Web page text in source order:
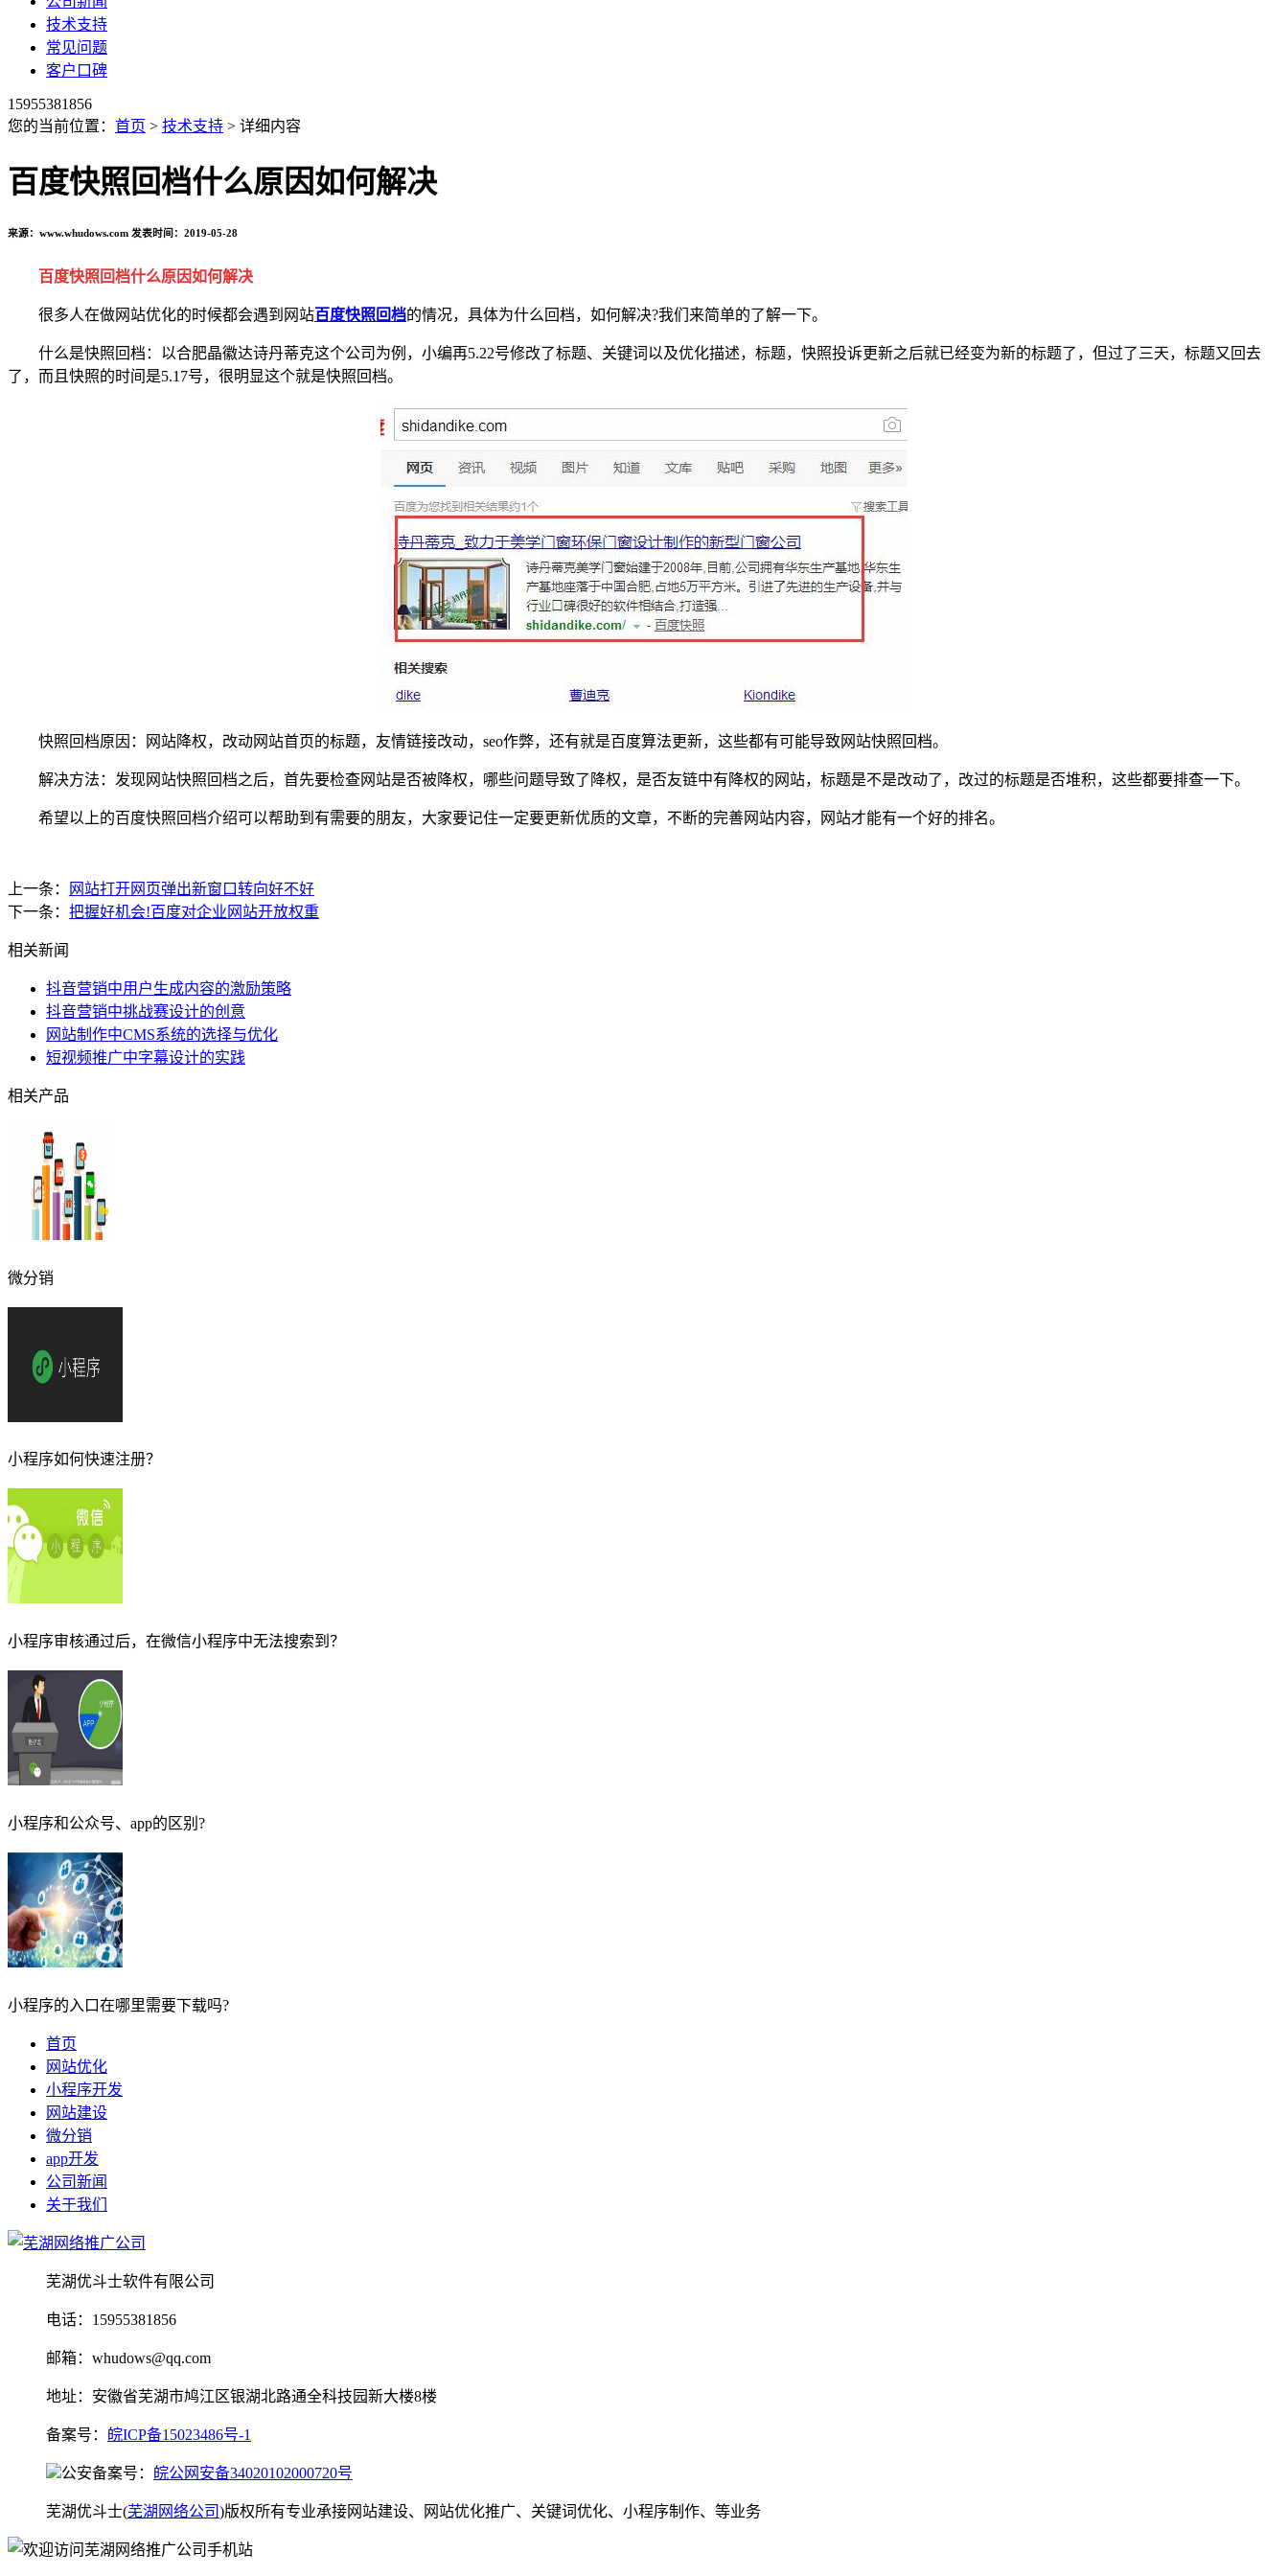
技术支持
常见问题
客户口碑
15955381856
您的当前位置： 首页 > 技术支持 > 详细内容
百度快照回档什么原因如何解决
来源：www.whudows.com 发表时间：2019-05-28
百度快照回档什么原因如何解决
很多人在做网站优化的时候都会遇到网站百度快照回档的情况，具体为什么回档，如何解决?我们来简单的了解一下。
什么是快照回档：以合肥晶徽达诗丹蒂克这个公司为例，小编再5.22号修改了标题、关键词以及优化描述，标题，快照投诉更新之后就已经变为新的标题了，但过了三天，标题又回去
了，而且快照的时间是5.17号，很明显这个就是快照回档。
快照回档原因：网站降权，改动网站首页的标题，友情链接改动，seo作弊，还有就是百度算法更新，这些都有可能导致网站快照回档。
解决方法：发现网站快照回档之后，首先要检查网站是否被降权，哪些问题导致了降权，是否友链中有降权的网站，标题是不是改动了，改过的标题是否堆积，这些都要排查一下。
希望以上的百度快照回档介绍可以帮助到有需要的朋友，大家要记住一定要更新优质的文章，不断的完善网站内容，网站才能有一个好的排名。
上一条：
网站打开网页弹出新窗口转向好不好
下一条： 把握好机会!百度对企业网站开放权重
相关新闻
抖音营销中用户生成内容的激励策略
抖音营销中挑战赛设计的创意
网站制作中CMS系统的选择与优化
短视频推广中字幕设计的实践
相关产品
微分销
小程序如何快速注册？
小程序审核通过后，在微信小程序中无法搜索到？
小程序和公众号、app的区别?
小程序的入口在哪里需要下载吗?
首页
网站优化
小程序开发
网站建设
微分销
app开发
公司新闻
关于我们
芜湖优斗士软件有限公司
电话：15955381856
邮箱：whudows@qq.com
地址：安徽省芜湖市鸠江区银湖北路通全科技园新大楼8楼
备案号： 皖ICP备15023486号-1
公安备案号： 皖公网安备34020102000720号
芜湖优斗士(芜湖网络公司)版权所有专业承接网站建设、网站优化推广、关键词优化、小程序制作、等业务